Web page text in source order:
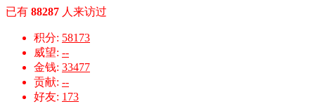
已有 88287 人来访过
积分: 58173
威望: --
金钱: 33477
贡献: --
好友: 173